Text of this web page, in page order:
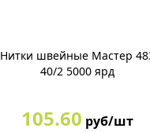
Нитки швейные Мастер
40/2 5000 ярд
105.60 руб/шт